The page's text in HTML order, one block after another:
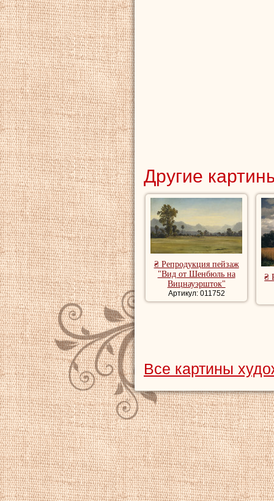
Другие
₴ Репродукция пейзаж
"Вид от Шенбюль на
Вицнауэршток"
Артикул: 011752
₴
Все картины